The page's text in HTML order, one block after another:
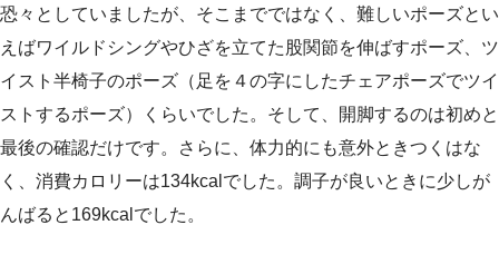
恐々としていましたが、そこまでではなく、難しいポーズとい
えばワイルドシングやひざを立てた股関節を伸ばすポーズ、ツ
イスト半椅子のポーズ（足を４の字にしたチェアポーズでツイ
ストするポーズ）くらいでした。そして、開脚するのは初めと
最後の確認だけです。さらに、体力的にも意外ときつくはな
く、消費カロリーは134kcalでした。調子が良いときに少しが
んばると169kcalでした。